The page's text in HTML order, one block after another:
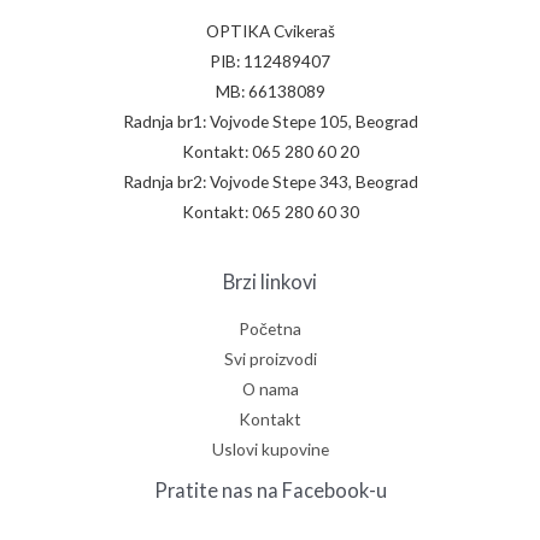
OPTIKA Cvikeraš
PIB: 112489407
MB: 66138089
Radnja br1: Vojvode Stepe 105, Beograd
Kontakt: 065 280 60 20
Radnja br2: Vojvode Stepe 343, Beograd
Kontakt: 065 280 60 30
Brzi linkovi
Početna
Svi proizvodi
O nama
Kontakt
Uslovi kupovine
Pratite nas na Facebook-u